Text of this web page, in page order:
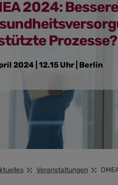
2024: Bessere
Prozesse?
2024 | 12.15 Uhr | Berlin
Veranstaltungen